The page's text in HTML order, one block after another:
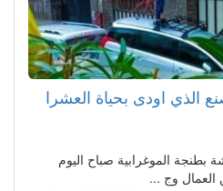
اودى بحياة العشرا
الموغرابية صباح اليوم
وج ...